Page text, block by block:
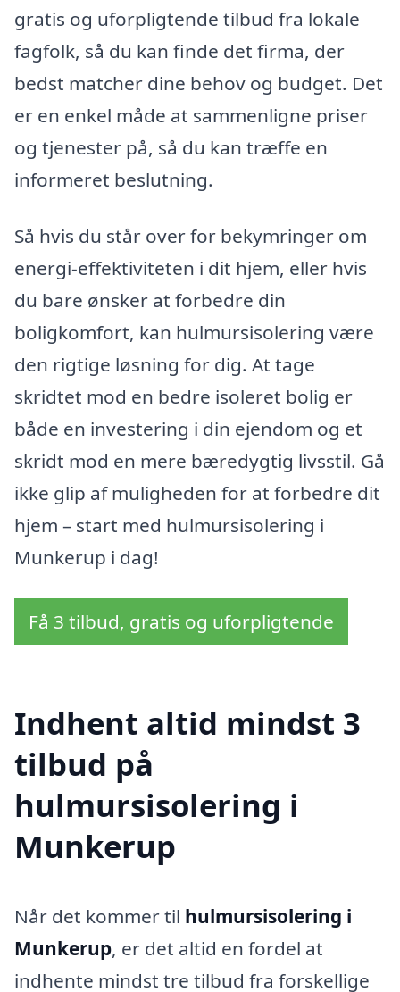
gratis og uforpligtende tilbud fra lokale
fagfolk, så du kan finde det firma, der
bedst matcher dine behov og budget. Det
er en enkel måde at sammenligne priser
og tjenester på, så du kan træffe en
informeret beslutning.
Så hvis du står over for bekymringer om
energi-effektiviteten i dit hjem, eller hvis
du bare ønsker at forbedre din
boligkomfort, kan hulmursisolering være
den rigtige løsning for dig. At tage
skridtet mod en bedre isoleret bolig er
både en investering i din ejendom og et
skridt mod en mere bæredygtig livsstil. Gå
ikke glip af muligheden for at forbedre dit
hjem – start med hulmursisolering i
Munkerup i dag!
Få 3 tilbud, gratis og uforpligtende
Indhent altid mindst 3
tilbud på
hulmursisolering i
Munkerup
Når det kommer til hulmursisolering i
Munkerup, er det altid en fordel at
indhente mindst tre tilbud fra forskellige